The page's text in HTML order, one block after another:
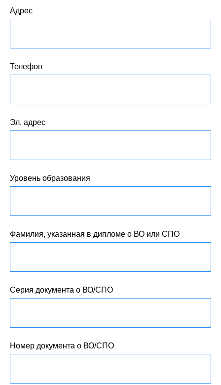
Адрес
Телефон
Эл. адрес
Уровень образования
Фамилия, указанная в дипломе о ВО или СПО
Серия документа о ВО/СПО
Номер документа о ВО/СПО